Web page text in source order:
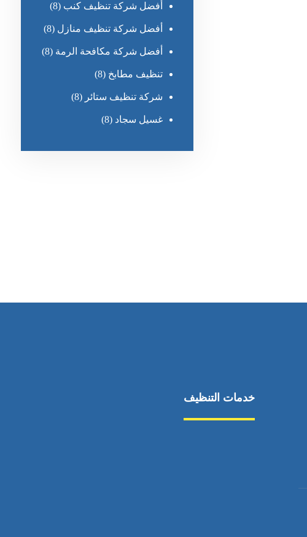
أفضل شركة تنظيف كنب (8)
أفضل شركة تنظيف منازل (8)
أفضل شركة مكافحة الرمة (8)
تنظيف مطابخ (8)
شركة تنظيف ستائر (8)
غسيل سجاد (8)
خدمات التنظيف